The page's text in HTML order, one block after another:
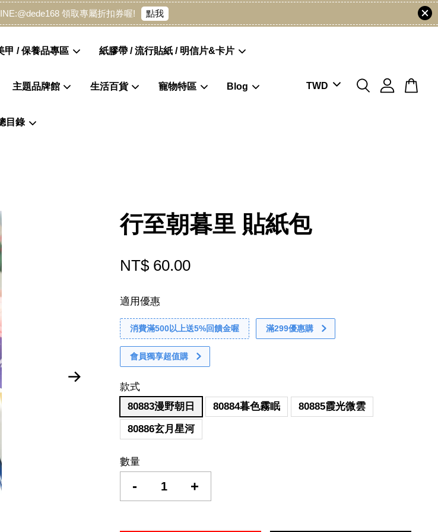
領取專屬折扣券喔! 點我
甲 / 保養品專區 紙膠帶 / 流行貼紙 / 明信片&卡片
主題品牌館 生活百貨 寵物特區 Blog
目錄
行至朝暮里 貼紙包
NT$ 60.00
適用優惠
消費滿500以上送5%回饋金喔 滿299優惠購
會員獨享超值購
款式
80883漫野朝日
80884暮色霧眠
80885霞光微雲
80886玄月星河
數量
- +